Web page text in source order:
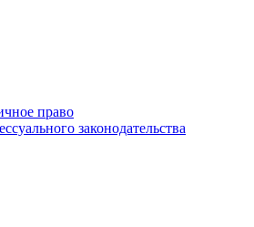
право
законодательства